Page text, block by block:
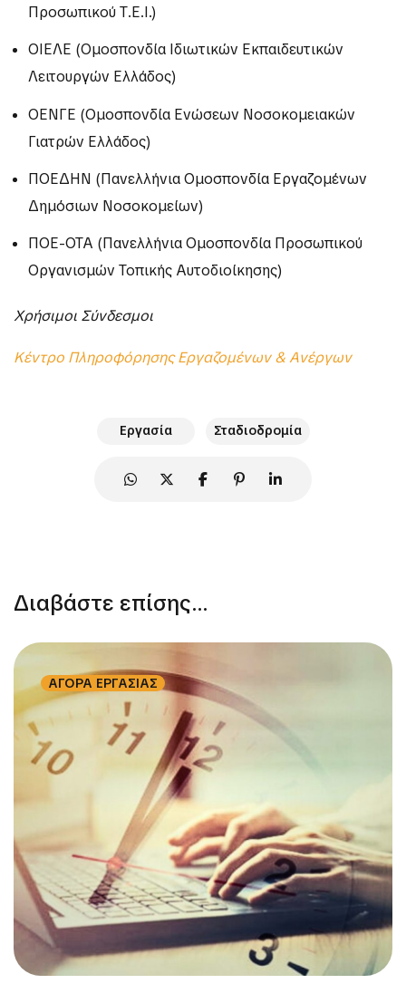
Προσωπικού Τ.Ε.Ι.)
ΟΙΕΛΕ (Ομοσπονδία Ιδιωτικών Εκπαιδευτικών
Λειτουργών Ελλάδος)
ΟΕΝΓΕ (Ομοσπονδία Ενώσεων Νοσοκομειακών
Γιατρών Ελλάδος)
ΠΟΕΔΗΝ (Πανελλήνια Ομοσπονδία Εργαζομένων
Δημόσιων Νοσοκομείων)
ΠΟΕ-ΟΤΑ (Πανελλήνια Ομοσπονδία Προσωπικού
Οργανισμών Τοπικής Αυτοδιοίκησης)
Χρήσιμοι Σύνδεσμοι
Κέντρο Πληροφόρησης Εργαζομένων & Ανέργων
Εργασία Σταδιοδρομία
Διαβάστε επίσης...
ΑΓΟΡΑ ΕΡΓΑΣΙΑΣ